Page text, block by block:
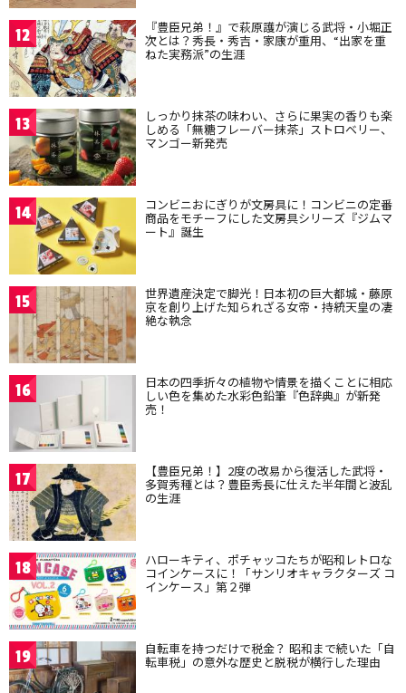
12 『豊臣兄弟！』で萩原護が演じる武将・小堀正
次とは？秀長・秀吉・家康が重用、“出家を重
ねた実務派”の生涯
13 しっかり抹茶の味わい、さらに果実の香りも楽
しめる「無糖フレーバー抹茶」ストロベリー、
マンゴー新発売
14 コンビニおにぎりが文房具に！コンビニの定番
商品をモチーフにした文房具シリーズ『ジムマ
ート』誕生
15 世界遺産決定で脚光！日本初の巨大都城・藤原
京を創り上げた知られざる女帝・持統天皇の凄
絶な執念
16 日本の四季折々の植物や情景を描くことに相応
しい色を集めた水彩色鉛筆『色辞典』が新発
売！
17 【豊臣兄弟！】2度の改易から復活した武将・
多賀秀種とは？豊臣秀長に仕えた半年間と波乱
の生涯
18 ハローキティ、ポチャッコたちが昭和レトロな
コインケースに！「サンリオキャラクターズ コ
インケース」第２弾
19 自転車を持つだけで税金？ 昭和まで続いた「自
転車税」の意外な歴史と脱税が横行した理由